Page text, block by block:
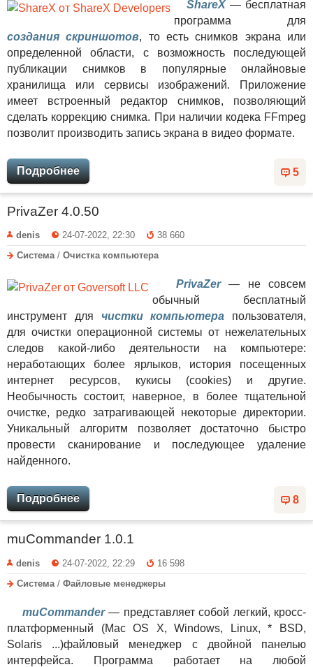
ShareX— бесплатная
программа для
создания скриншотов, то есть снимков экрана или
определенной области, с возможность последующей
публикации снимков в популярные онлайновые
хранилища или сервисы изображений. Приложение
имеет встроенный редактор снимков, позволяющий
сделать коррекцию снимка. При наличии кодека FFmpeg
позволит производить запись экрана в видео формате.
5
Подробнее
PrivaZer 4.0.50
denis 24-07-2022, 22:30
38 660
Система/ Очистка компьютера
PrivaZer— не совсем
обычный бесплатный
инструмент для чистки компьютера пользователя,
для очистки операционной системы от нежелательных
следов какой-либо деятельности на компьютере:
неработающих более ярлыков, история посещенных
интернет ресурсов, кукисы (cookies) и другие.
Необычность состоит, наверное, в более тщательной
очистке, редко затрагивающей некоторые директории.
Уникальный алгоритм позволяет достаточно быстро
провести сканирование и последующее удаление
найденного.
8
Подробнее
muCommander 1.0.1
denis 24-07-2022, 22:29
16 598
Система / Файловые менеджеры
muCommander — представляет собой легкий, кросс-
платформенный (Mac OS X, Windows, Linux, * BSD,
Solaris ...)файловый менеджер с двойной панелью
интерфейса. Программа работает на любой